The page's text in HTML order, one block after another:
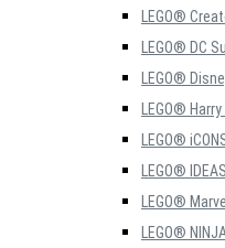
LEGO®
LEGO® DC
LEGO®
LEGO®
LEGO®
LEGO® IDEAS
LEGO®
LEGO®